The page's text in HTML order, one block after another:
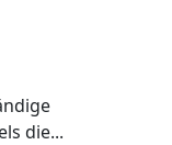
die...